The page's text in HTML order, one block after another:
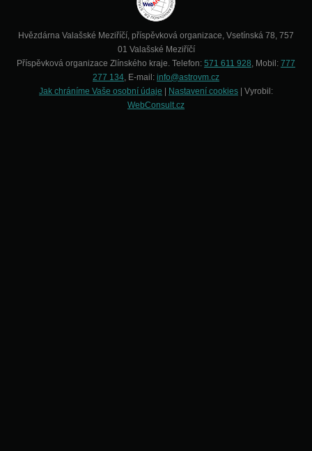
Hvězdárna Valašské Meziříčí, příspěvková organizace, Vsetínská 78, 757
01 Valašské Meziříčí
Příspěvková organizace Zlínského kraje. Telefon: 571 611 928, Mobil: 777
277 134, E-mail: info@astrovm.cz
Jak chráníme Vaše osobní údaje
Nastavení cookies | Vyrobil:
WebConsult.cz